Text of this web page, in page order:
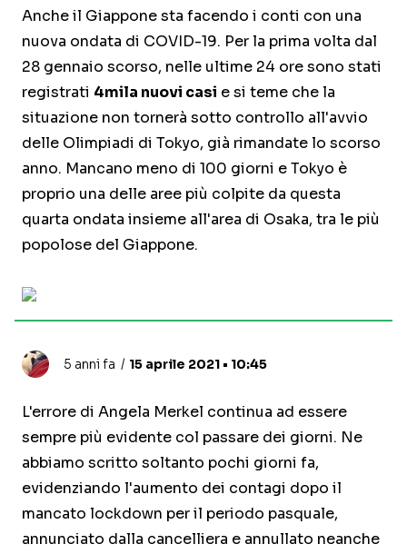
Anche il Giappone sta facendo i conti con una
nuova ondata di COVID-19. Per la prima volta dal
28 gennaio scorso, nelle ultime 24 ore sono stati
registrati 4mila nuovi casi e si teme che la
situazione non tornerà sotto controllo all'avvio
delle Olimpiadi di Tokyo, già rimandate lo scorso
anno. Mancano meno di 100 giorni e Tokyo è
proprio una delle aree più colpite da questa
quarta ondata insieme all'area di Osaka, tra le più
popolose del Giappone.
5 anni fa 15 aprile 2021 • 10:45
L'errore di Angela Merkel continua ad essere
sempre più evidente col passare dei giorni. Ne
abbiamo scritto soltanto pochi giorni fa,
evidenziando l'aumento dei contagi dopo il
mancato lockdown per il periodo pasquale,
annunciato dalla cancelliera e annullato neanche